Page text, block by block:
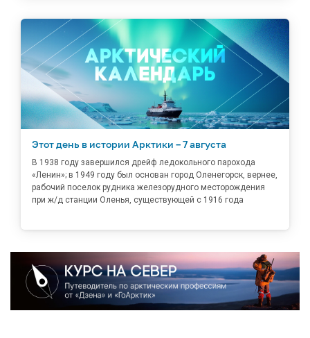
Этот день в истории Арктики – 7 августа
В 1938 году завершился дрейф ледокольного парохода
«Ленин»; в 1949 году был основан город Оленегорск, вернее,
рабочий поселок рудника железорудного месторождения
при ж/д станции Оленья, существующей с 1916 года